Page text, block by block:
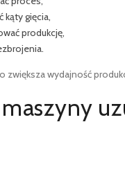
kąty gięcia,
produkcję,
zwiększa wydajność
maszyny